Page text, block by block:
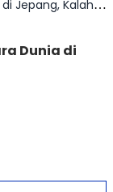
Teknisi Motor Honda Indonesia Juara Dunia di Jepang, Kalahkan Eropa!
Dunia di